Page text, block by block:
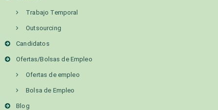
Trabajo Temporal
Outsourcing
Candidatos
Ofertas/Bolsas de Empleo
Ofertas de empleo
Bolsa de Empleo
Blog